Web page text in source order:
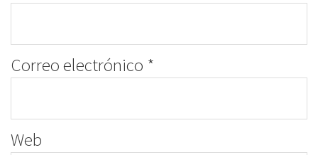
Correo electrónico *
Web